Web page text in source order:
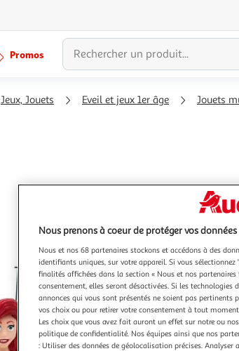
Promos
Jeux, Jouets Eveil et jeux 1er âge Jouets
Nous prenons à coeur de protéger vos données
Nous et nos 68 partenaires stockons et accédons à des
identifiants uniques, sur votre appareil. Si vous
finalités affichées dans la section « Nous et nos
consentement, elles seront désactivées. Si les
annonces qui vous sont présentés ne soient pas
vos choix ou pour retirer votre consentement à tout
Les choix que vous avez fait auront un effet sur notre ou
politique de confidentialité. Nos équipes ainsi que nos
: Utiliser des données de géolocalisation précises. Analyser